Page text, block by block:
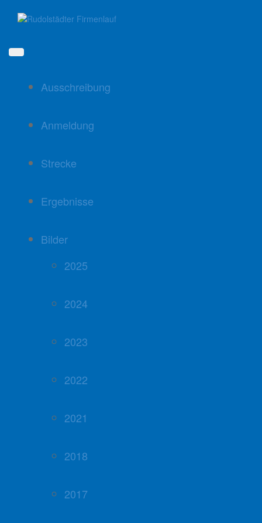
Ausschreibung
Anmeldung
Strecke
Ergebnisse
Bilder
2025
2024
2023
2022
2021
2018
2017